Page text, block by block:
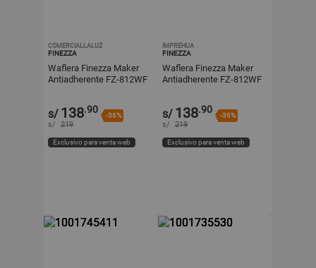
COMERCIALLALUZ
FINEZZA
Waflera Finezza Maker
Antiadherente FZ-812WF
s/ 138.90
-36%
s/ 219
Exclusivo para venta web
IMPREHUA
FINEZZA
Waflera Finezza Maker
Antiadherente FZ-812WF
s/ 138.90
-36%
s/ 219
Exclusivo para venta web